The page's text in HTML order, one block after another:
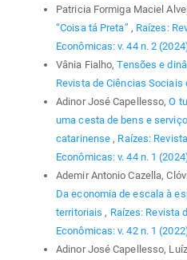
Patricia Formiga Maciel
“Coisa tá Preta” , Raízes:
Econômicas: v. 44 n. 2
Vânia Fialho,Tensões e
Revista de Ciências Sociais
Adinor José Capellesso,O
uma cesta de bens e
catarinense , Raízes:
Econômicas: v. 44 n. 1
Ademir Antonio Cazella,
Da economia de escala à
territoriais , Raízes: Revista
Econômicas: v. 42 n. 1
Adinor José Capellesso,